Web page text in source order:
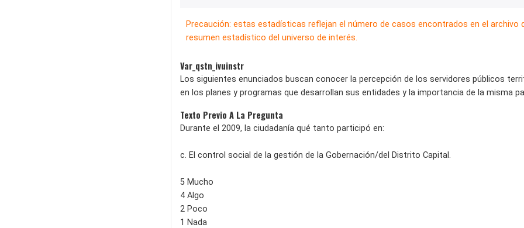
Precaución: estas estadísticas reflejan el número de casos encontrados en el
resumen estadístico del universo de interés.
Var_qstn_ivuinstr
Los siguientes enunciados buscan conocer la percepción de los servidores públicos
en los planes y programas que desarrollan sus entidades y la importancia de la misma
Texto Previo A La Pregunta
Durante el 2009, la ciudadanía qué tanto participó en:
c. El control social de la gestión de la Gobernación/del Distrito Capital.
5 Mucho
4 Algo
2 Poco
1 Nada